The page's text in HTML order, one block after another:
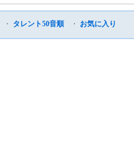
・ タレント50音順 ・ お気に入り